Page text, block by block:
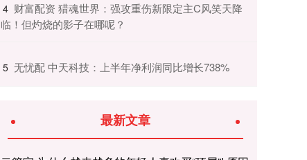
4 ​财富配资 猎魂世界：强攻重伤新限定主C风笑天降
临！但灼烧的影子在哪呢？
5 ​无忧配 中天科技：上半年净利润同比增长738%
最新文章